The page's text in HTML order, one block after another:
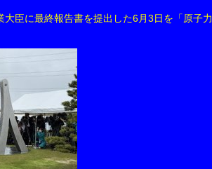
臣に最終報告書を提出した6月3日を「原子力